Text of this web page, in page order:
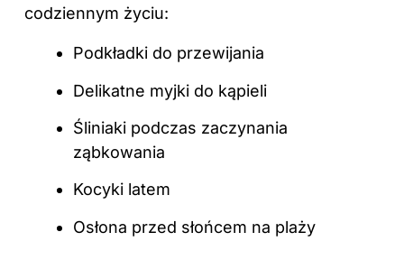
codziennym życiu:
Podkładki do przewijania
Delikatne myjki do kąpieli
Śliniaki podczas zaczynania
ząbkowania
Kocyki latem
Osłona przed słońcem na plaży